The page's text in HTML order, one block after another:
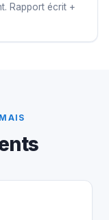
Rapport écrit +